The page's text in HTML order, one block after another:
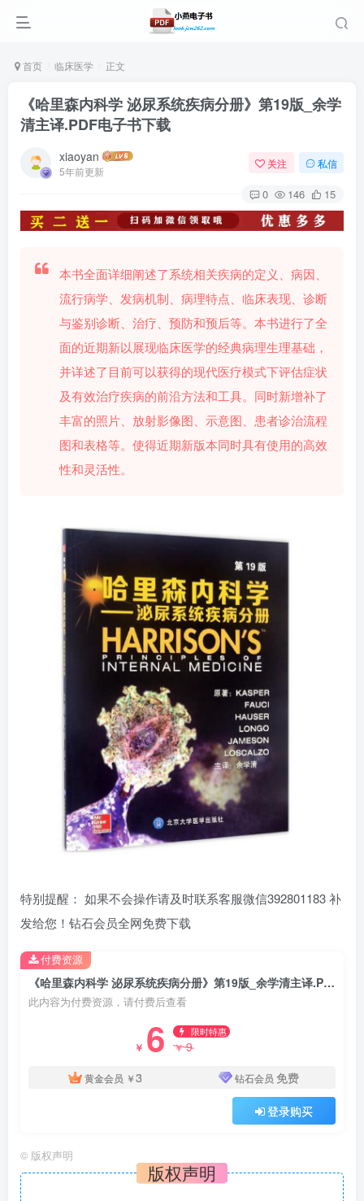
首页 临床医学 正文
《哈里森内科学 泌尿系统疾病分册》第19版_余学
清主译.PDF电子书下载
xiaoyan
5年前更新
关注 私信
0 146 15
本书全面详细阐述了系统相关疾病的定义、病因、
流行病学、发病机制、病理特点、临床表现、诊断
与鉴别诊断、治疗、预防和预后等。本书进行了全
面的近期新以展现临床医学的经典病理生理基础，
并详述了目前可以获得的现代医疗模式下评估症状
及有效治疗疾病的前沿方法和工具。同时新增补了
丰富的照片、放射影像图、示意图、患者诊治流程
图和表格等。使得近期新版本同时具有使用的高效
性和灵活性。
特别提醒： 如果不会操作请及时联系客服微信392801183 补
发给您！钻石会员全网免费下载
《哈里森内科学 泌尿系统疾病分册》第19版_余学清主译.PDF电子书下载
此内容为付费资源，请付费后查看
￥ 6 限时特惠
￥9
黄金会员 ￥3 钻石会员 免费
登录购买
付费资源
© 版权声明
版权声明